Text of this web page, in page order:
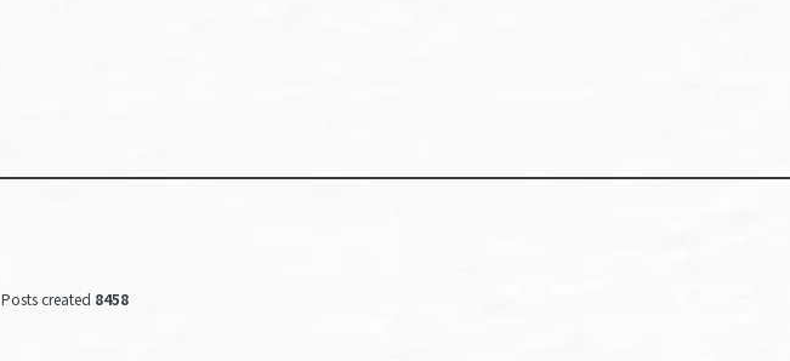
Posts created 8458